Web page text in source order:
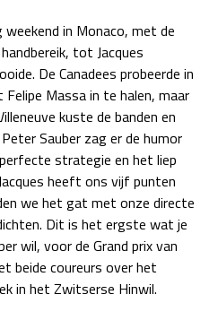
za 23:00 - 00:00
zo 21:00 - 23:00
30 okt - 01 nov
za 22:00 - 23:00
zo 21:00 - 23:00
06 - 08 nov
za 19:00 - 20:00
zo 18:00 - 20:00
2026 20 - 22 nov
weekend in Monaco, met de
tot Jacques
De Canadees probeerde in
Massa in te halen, maar
kuste de banden en
Sauber zag er de humor
strategie en het liep
heeft ons vijf punten
we het gat met onze directe
Dit is het ergste wat je
wil, voor de Grand prix van
beide coureurs over het
in het Zwitserse Hinwil.